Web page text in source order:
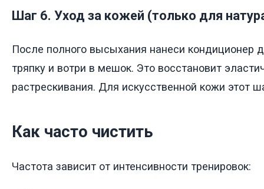
Шаг 6. Уход за кожей (только для
После полного высыхания нанеси кондиционер
тряпку и вотри в мешок. Это восстановит
растрескивания. Для искусственной кожи этот
Как часто чистить
Частота зависит от интенсивности тренировок: